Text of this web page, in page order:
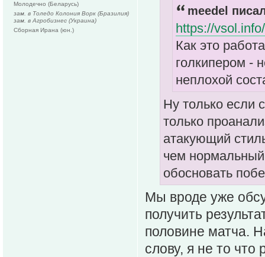
meedel
https://
Как это
голкипером -
неплохой
Ну только если
только
атакующий
чем
обосновать
Мы вроде уже
получить
половине матча.
слову, я не то что
Молодечно (Беларусь)
зам. в Толедо Колония Ворк (Бразилия)
зам. в Агробизнес (Украина)
Сборная Ирана (юн.)